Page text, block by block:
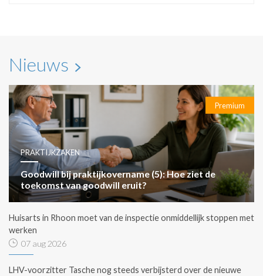
Nieuws
Premium
PRAKTIJKZAKEN
Goodwill bij praktijkovername (5): Hoe ziet de
toekomst van goodwill eruit?
Huisarts in Rhoon moet van de inspectie onmiddellijk stoppen met
werken
07 aug 2026
LHV-voorzitter Tasche nog steeds verbijsterd over de nieuwe